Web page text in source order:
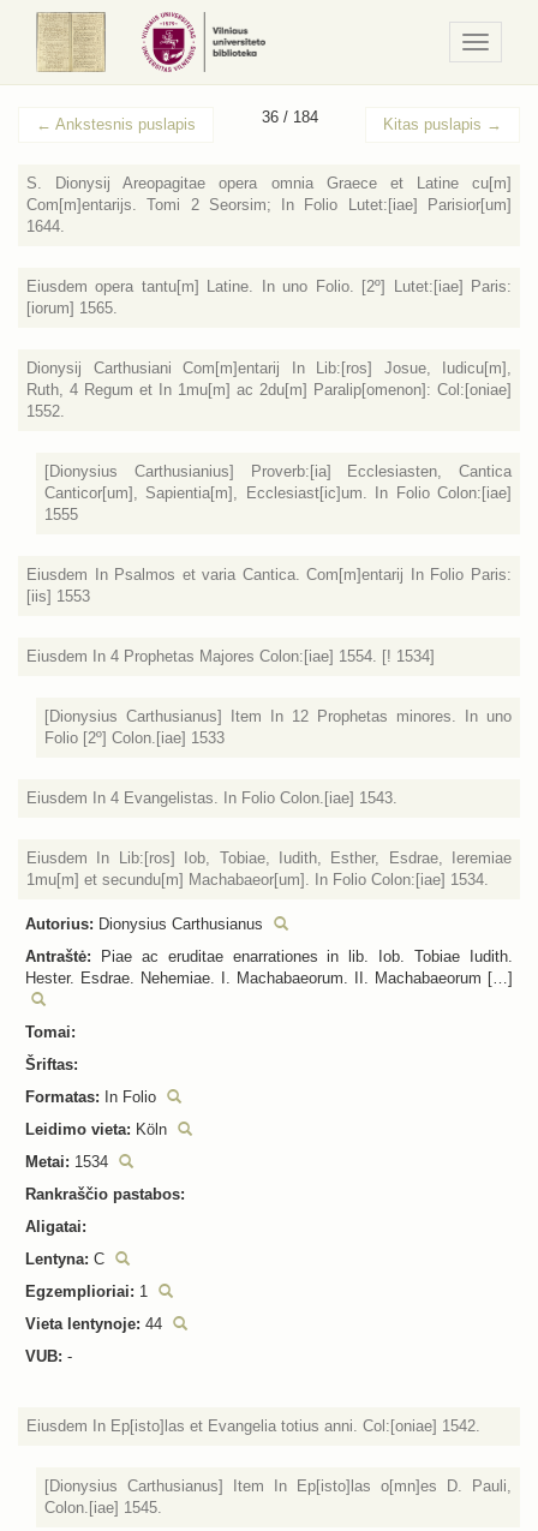
/
Meniu
← Ankstesnis puslapis 36 / 184 Kitas puslapis →
S. Dionysij Areopagitae opera omnia Graece et Latine cu[m]
Com[m]entarijs. Tomi 2 Seorsim; In Folio Lutet:[iae] Parisior[um]
1644.
Eiusdem opera tantu[m] Latine. In uno Folio. [2º] Lutet:[iae] Paris:
[iorum] 1565.
Dionysij Carthusiani Com[m]entarij In Lib:[ros] Josue, Iudicu[m],
Ruth, 4 Regum et In 1mu[m] ac 2du[m] Paralip[omenon]: Col:[oniae]
1552.
[Dionysius Carthusianius] Proverb:[ia] Ecclesiasten, Cantica
Canticor[um], Sapientia[m], Ecclesiast[ic]um. In Folio Colon:[iae]
1555
Eiusdem In Psalmos et varia Cantica. Com[m]entarij In Folio Paris:
[iis] 1553
Eiusdem In 4 Prophetas Majores Colon:[iae] 1554. [! 1534]
[Dionysius Carthusianus] Item In 12 Prophetas minores. In uno
Folio [2º] Colon.[iae] 1533
Eiusdem In 4 Evangelistas. In Folio Colon.[iae] 1543.
Eiusdem In Lib:[ros] Iob, Tobiae, Iudith, Esther, Esdrae, Ieremiae
1mu[m] et secundu[m] Machabaeor[um]. In Folio Colon:[iae] 1534.
Autorius: Dionysius Carthusianus
Antraštė:
Piae ac eruditae enarrationes in lib. Iob. Tobiae Iudith.
Hester. Esdrae. Nehemiae. I. Machabaeorum. II. Machabaeorum […]
Tomai:
Šriftas:
Formatas: In Folio
Leidimo vieta: Köln
Metai: 1534
Rankraščio pastabos:
Aligatai:
Lentyna: C
Egzemplioriai: 1
Vieta lentynoje: 44
VUB: -
Eiusdem In Ep[isto]las et Evangelia totius anni. Col:[oniae] 1542.
[Dionysius Carthusianus] Item In Ep[isto]las o[mn]es D. Pauli,
Colon.[iae] 1545.